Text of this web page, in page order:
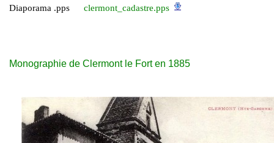
Diaporama .pps clermont_cadastre.pps
Monographie de Clermont le Fort en 1885